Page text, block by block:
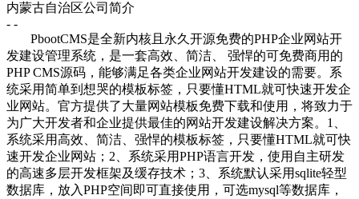
内蒙古自治区公司简介
- -
PbootCMS是全新内核且永久开源免费的PHP企业网站开
发建设管理系统，是一套高效、简洁、 强悍的可免费商用的
PHP CMS源码，能够满足各类企业网站开发建设的需要。系
统采用简单到想哭的模板标签，只要懂HTML就可快速开发企
业网站。官方提供了大量网站模板免费下载和使用，将致力于
为广大开发者和企业提供最佳的网站开发建设解决方案。1、
系统采用高效、简洁、强悍的模板标签，只要懂HTML就可快
速开发企业网站；2、系统采用PHP语言开发，使用自主研发
的高速多层开发框架及缓存技术；3、系统默认采用sqlite轻型
数据库，放入PHP空间即可直接使用，可选mysql等数据库，